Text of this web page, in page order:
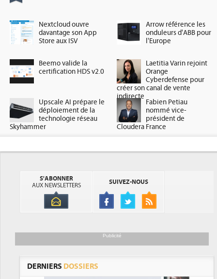
Nextcloud ouvre
davantage son App
Store aux ISV
Arrow référence les
onduleurs d'ABB pour
l'Europe
Beemo valide la
certification HDS v2.0
Laetitia Varin rejoint
Orange
Cyberdefense pour
créer son canal de vente
indirecte
Upscale AI prépare le
déploiement de la
technologie réseau
Skyhammer
Fabien Petiau
nommé vice-
président de
Cloudera France
S'ABONNER
AUX NEWSLETTERS
SUIVEZ-NOUS
Publicité
DERNIERS DOSSIERS